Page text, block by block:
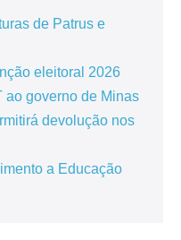
de Patrus e
eleitoral 2026
ao governo de Minas
devolução nos
a Educação